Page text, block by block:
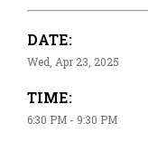
DATE:
Wed, Apr 23, 2025
TIME:
6:30 PM - 9:30 PM